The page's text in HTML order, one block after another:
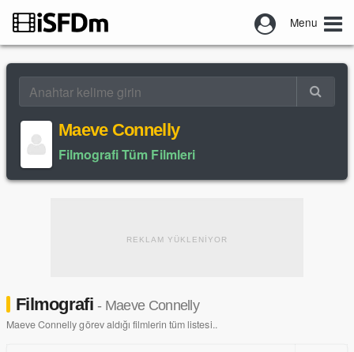
Menu
Maeve Connelly
Filmografi Tüm Filmleri
REKLAM YÜKLENİYOR
Filmografi- Maeve Connelly
Maeve Connelly görev aldığı filmlerin tüm listesi..